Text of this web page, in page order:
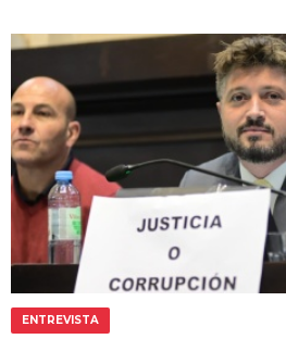
ENTREVISTA